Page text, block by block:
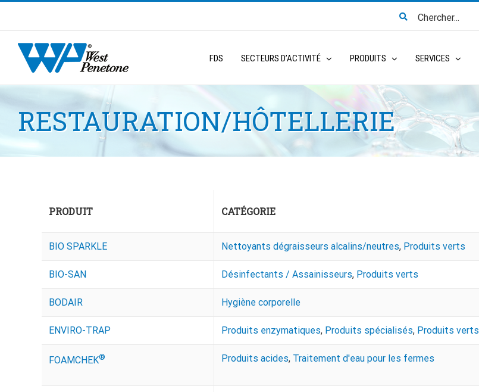
content
for:
Search
FDS SECTEURS D’ACTIVITÉ PRODUITS SERVICES
RESTAURATION/HÔTELLERIE
PRODUIT CATÉGORIE
BIO SPARKLE Nettoyants dégraisseurs alcalins/neutres, Produits verts
BIO-SAN Désinfectants / Assainisseurs, Produits verts
BODAIR Hygiène corporelle
ENVIRO-TRAP Produits enzymatiques, Produits spécialisés, Produits verts
FOAMCHEK® Produits acides, Traitement d'eau pour les fermes